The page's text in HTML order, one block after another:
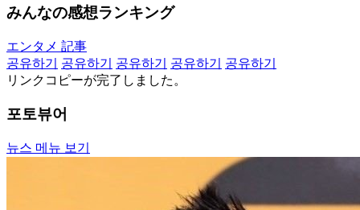
みんなの感想ランキング
エンタメ 記事
공유하기
공유하기 공유하기 공유하기
공유하기
リンクコピーが完了しました。
포토뷰어
뉴스 메뉴 보기